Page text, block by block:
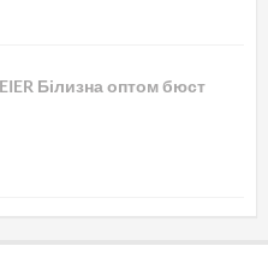
Білизна оптом бюст